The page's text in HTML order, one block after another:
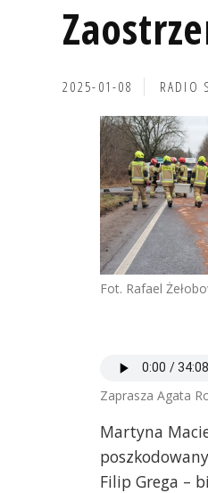
2025-01-08 RADIO
Fot. Rafael
Zaprasza Agata
Martyna
Filip Grega –